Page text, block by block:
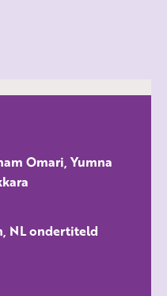
Omari, Yumna
NL ondertiteld